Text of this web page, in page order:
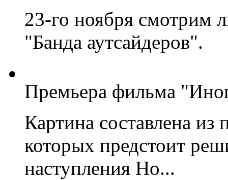
23-го ноября смотрим
"Банда аутсайдеров".
Премьера фильма
Картина составлена из
которых предстоит
наступления Но...